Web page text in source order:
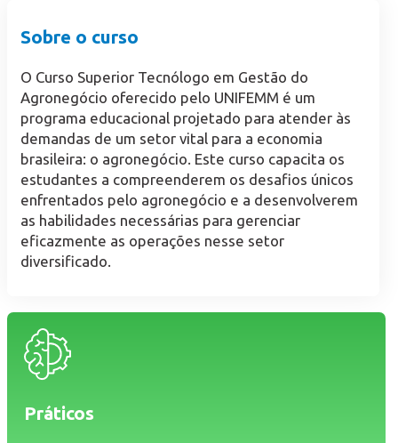
Sobre o curso
O Curso Superior Tecnólogo em Gestão do
Agronegócio oferecido pelo UNIFEMM é um
programa educacional projetado para atender às
demandas de um setor vital para a economia
brasileira: o agronegócio. Este curso capacita os
estudantes a compreenderem os desafios únicos
enfrentados pelo agronegócio e a desenvolverem
as habilidades necessárias para gerenciar
eficazmente as operações nesse setor
diversificado.
Práticos